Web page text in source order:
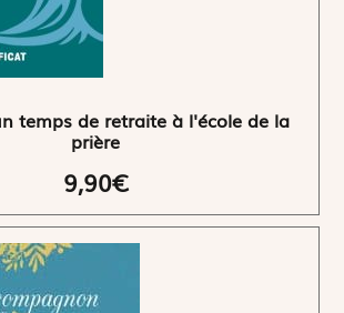
temps de retraite à l'école de la
prière
9,90€